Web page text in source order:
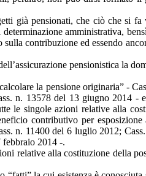
già pensionati, che ciò che si
amministrativa,
contribuzione ed essendo
pensionistica la
la pensione originaria” -
n. 13578 del 13 giugno 2014 -
le singole azioni relative alla
contributivo per esposizione
n. 11400 del 6 luglio 2012;
febbraio 2014 -.
relative alla costituzione della